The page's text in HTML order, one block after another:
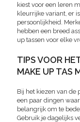
kiest voor een leren
kleurrijke variant, er
persoonlijkheid.
hebben een breed
up tassen voor elke
TIPS VOOR
MAKE UP TAS
Bij het kiezen van de
een paar dingen
belangrijk om te
Gebruik je dagelijks